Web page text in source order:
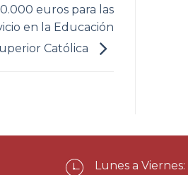
euros para las
en la Educación
Católica
Lunes a Viernes: